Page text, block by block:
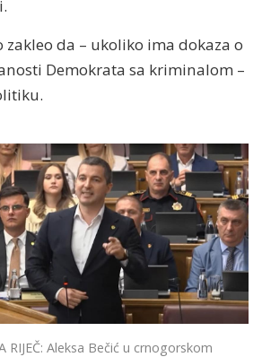
zakleo da – ukoliko ima dokaza o
Demokrata sa kriminalom –
RIJEČ: Aleksa Bečić u crnogorskom